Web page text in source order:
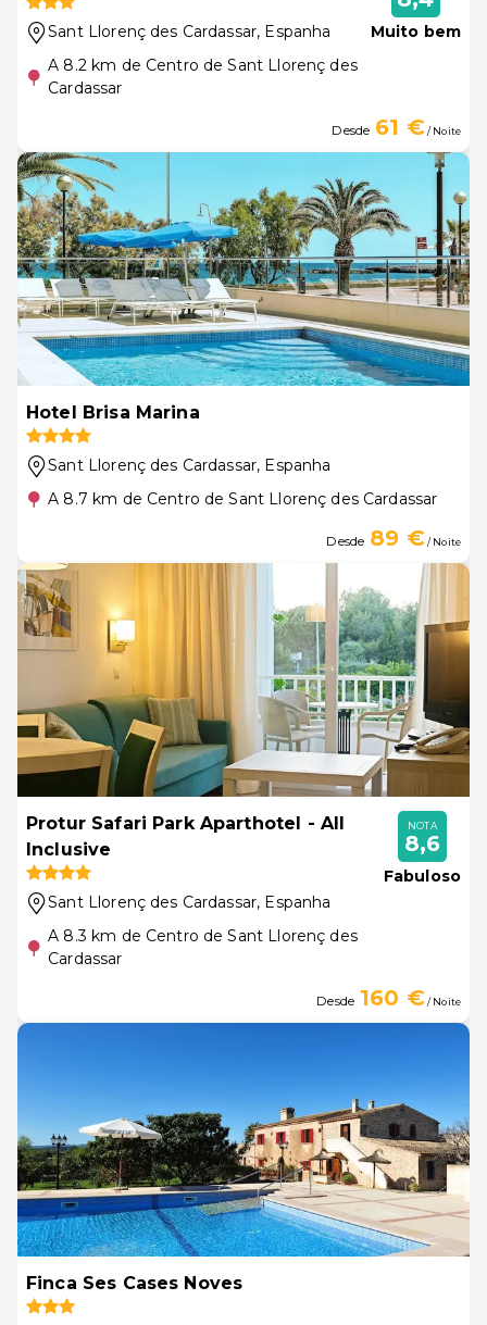
Sant Llorenç des Cardassar, Espanha
A 8.2 km de Centro de Sant Llorenç des
Cardassar
Muito bem
Desde 61 €/ Noite
Hotel Brisa Marina
Sant Llorenç des Cardassar, Espanha
A 8.7 km de Centro de Sant Llorenç des Cardassar
Desde 89 €/ Noite
Protur Safari Park Aparthotel - All
Inclusive
Sant Llorenç des Cardassar, Espanha
A 8.3 km de Centro de Sant Llorenç des
Cardassar
NOTA
8,6
Fabuloso
Desde 160 €/ Noite
Finca Ses Cases Noves